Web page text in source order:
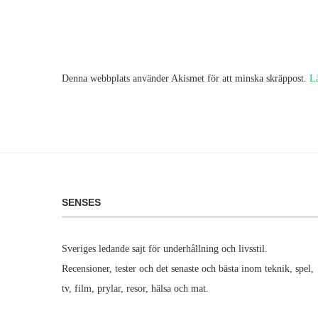
Denna webbplats använder Akismet för att minska skräppost.
SENSES
Sveriges ledande sajt för underhållning och livsstil.
Recensioner, tester och det senaste och bästa inom teknik, spel,
tv, film, prylar, resor, hälsa och mat.